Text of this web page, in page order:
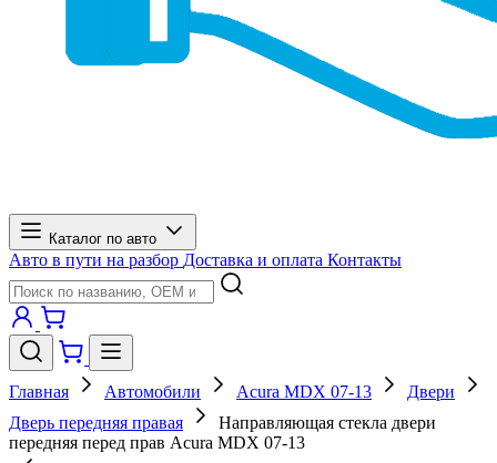
Каталог по авто
Авто в пути на разбор Доставка и оплата Контакты
Главная Автомобили Acura MDX 07-13
Двери
Дверь передняя правая
Направляющая стекла двери
передняя перед прав Acura MDX 07-13